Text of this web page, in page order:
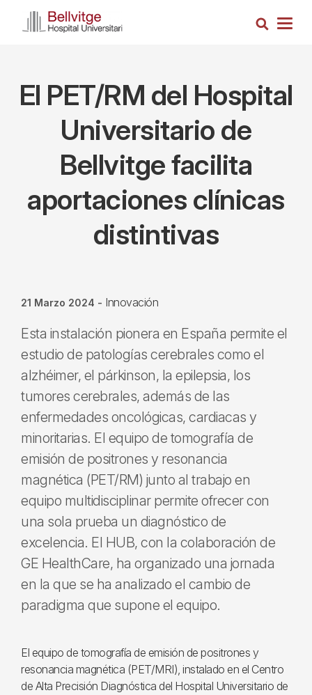
Busca
El PET/RM del Hospital
Universitario de
Bellvitge facilita
aportaciones clínicas
distintivas
21 Marzo 2024 - Innovación
Esta instalación pionera en España permite el
estudio de patologías cerebrales como el
alzhéimer, el párkinson, la epilepsia, los
tumores cerebrales, además de las
enfermedades oncológicas, cardiacas y
minoritarias. El equipo de tomografía de
emisión de positrones y resonancia
magnética (PET/RM) junto al trabajo en
equipo multidisciplinar permite ofrecer con
una sola prueba un diagnóstico de
excelencia. El HUB, con la colaboración de
GE HealthCare, ha organizado una jornada
en la que se ha analizado el cambio de
paradigma que supone el equipo.
El equipo de tomografía de emisión de positrones y
resonancia magnética (PET/MRI), instalado en el Centro
de Alta Precisión Diagnóstica del Hospital Universitario de